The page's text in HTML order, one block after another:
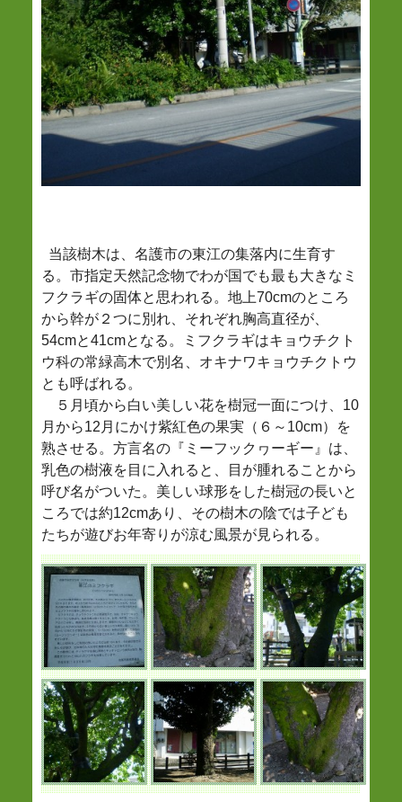
当該樹木は、名護市の東江の集落内に生育す
る。市指定天然記念物でわが国でも最も大きなミ
フクラギの固体と思われる。地上70cmのところ
から幹が２つに別れ、それぞれ胸高直径が、
54cmと41cmとなる。ミフクラギはキョウチクト
ウ科の常緑高木で別名、オキナワキョウチクトウ
とも呼ばれる。
５月頃から白い美しい花を樹冠一面につけ、10
月から12月にかけ紫紅色の果実（６～10cm）を
熟させる。方言名の『ミーフックヮーギー』は、
乳色の樹液を目に入れると、目が腫れることから
呼び名がついた。美しい球形をした樹冠の長いと
ころでは約12cmあり、その樹木の陰では子ども
たちが遊びお年寄りが涼む風景が見られる。